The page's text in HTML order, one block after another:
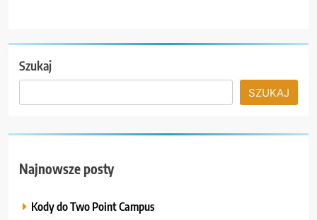
Szukaj
SZUKAJ
Najnowsze posty
Kody do Two Point Campus